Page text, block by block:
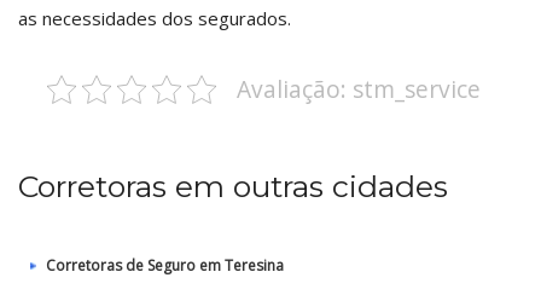
as necessidades dos segurados.
Avaliação: stm_service
Corretoras em outras cidades
Corretoras de Seguro em Teresina